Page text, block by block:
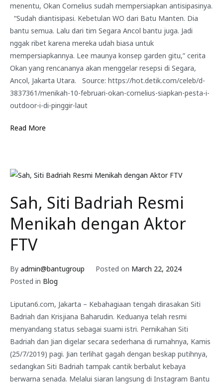
menentu, Okan Cornelius sudah mempersiapkan antisipasinya.
“Sudah diantisipasi. Kebetulan WO dari Batu Manten. Dia
bantu semua. Lalu dari tim Segara Ancol bantu juga. Jadi
nggak ribet karena mereka udah biasa untuk
mempersiapkannya. Lee maunya konsep garden gitu,” cerita
Okan yang rencananya akan menggelar resepsi di Segara,
Ancol, Jakarta Utara. Source: https://hot.detik.com/celeb/d-
3837361/menikah-10-februari-okan-cornelius-siapkan-pesta-i-
outdoor-i-di-pinggir-laut
Read More
Sah, Siti Badriah Resmi
Menikah dengan Aktor
FTV
By admin@bantugroup Posted on March 22, 2024
Posted in Blog
Liputan6.com, Jakarta – Kebahagiaan tengah dirasakan Siti
Badriah dan Krisjiana Baharudin. Keduanya telah resmi
menyandang status sebagai suami istri. Pernikahan Siti
Badriah dan Jian digelar secara sederhana di rumahnya, Kamis
(25/7/2019) pagi. Jian terlihat gagah dengan beskap putihnya,
sedangkan Siti Badriah tampak cantik berbalut kebaya
berwarna senada. Melalui siaran langsung di Instagram Bantu